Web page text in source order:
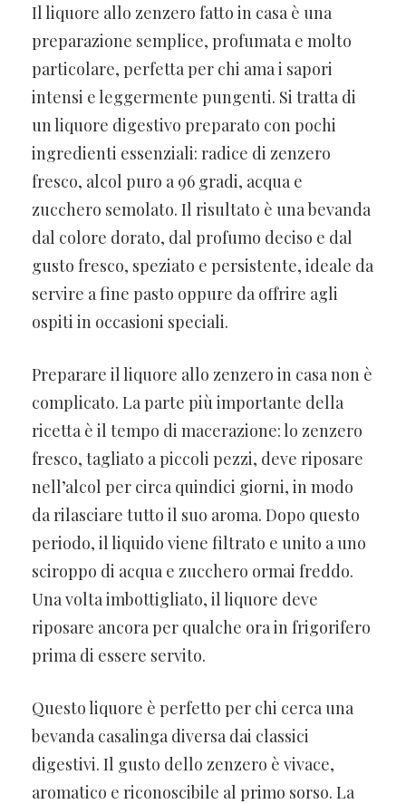
Il liquore allo zenzero fatto in casa è una
preparazione semplice, profumata e molto
particolare, perfetta per chi ama i sapori
intensi e leggermente pungenti. Si tratta di
un liquore digestivo preparato con pochi
ingredienti essenziali: radice di zenzero
fresco, alcol puro a 96 gradi, acqua e
zucchero semolato. Il risultato è una bevanda
dal colore dorato, dal profumo deciso e dal
gusto fresco, speziato e persistente, ideale da
servire a fine pasto oppure da offrire agli
ospiti in occasioni speciali.
Preparare il liquore allo zenzero in casa non è
complicato. La parte più importante della
ricetta è il tempo di macerazione: lo zenzero
fresco, tagliato a piccoli pezzi, deve riposare
nell’alcol per circa quindici giorni, in modo
da rilasciare tutto il suo aroma. Dopo questo
periodo, il liquido viene filtrato e unito a uno
sciroppo di acqua e zucchero ormai freddo.
Una volta imbottigliato, il liquore deve
riposare ancora per qualche ora in frigorifero
prima di essere servito.
Questo liquore è perfetto per chi cerca una
bevanda casalinga diversa dai classici
digestivi. Il gusto dello zenzero è vivace,
aromatico e riconoscibile al primo sorso. La